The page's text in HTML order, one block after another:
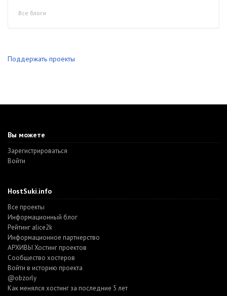
Все блоги
Поддержать проекты
Вы можете
Зарегистрироваться
Войти
HostSuki.info
Все проекты
Информационный блог
Рейтинг alice2k
Информационное партнерство
АРХИВЫ Хостинг проектов
Cообщество хостеров
Войти в историю проекта
@obzorly
Как менялся хостинг за последние 5 лет